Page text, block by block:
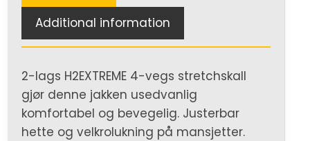
Additional information
2-lags H2EXTREME 4-vegs stretchskall
gjør denne jakken usedvanlig
komfortabel og bevegelig. Justerbar
hette og velkrolukning på mansjetter.